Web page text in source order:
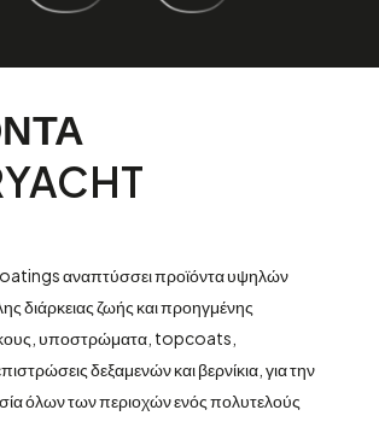
αναπτύσσει προϊόντα υψηλών
διάρκειας ζωής και προηγμένης
υποστρώματα, topcoats,
δεξαμενών και βερνίκια, για την
όλων των περιοχών ενός πολυτελούς